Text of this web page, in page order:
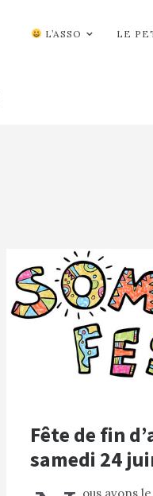
L’ASSO LE
Fête de fin
samedi 24